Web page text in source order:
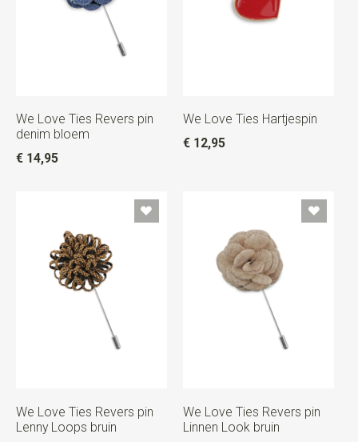
We Love Ties Revers pin
denim bloem
€ 14,95
We Love Ties Hartjespin
€ 12,95
We Love Ties Revers pin
Lenny Loops bruin
We Love Ties Revers pin
Linnen Look bruin